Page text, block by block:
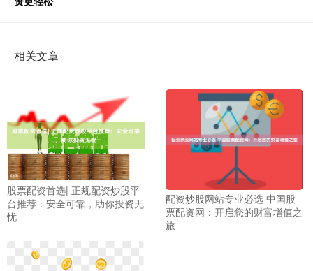
相关文章
股票配资首选| 正规配资炒股平
台推荐：安全可靠，助你投资无
忧
配资炒股网站专业必选 中国股
票配资网：开启您的财富增值之
旅